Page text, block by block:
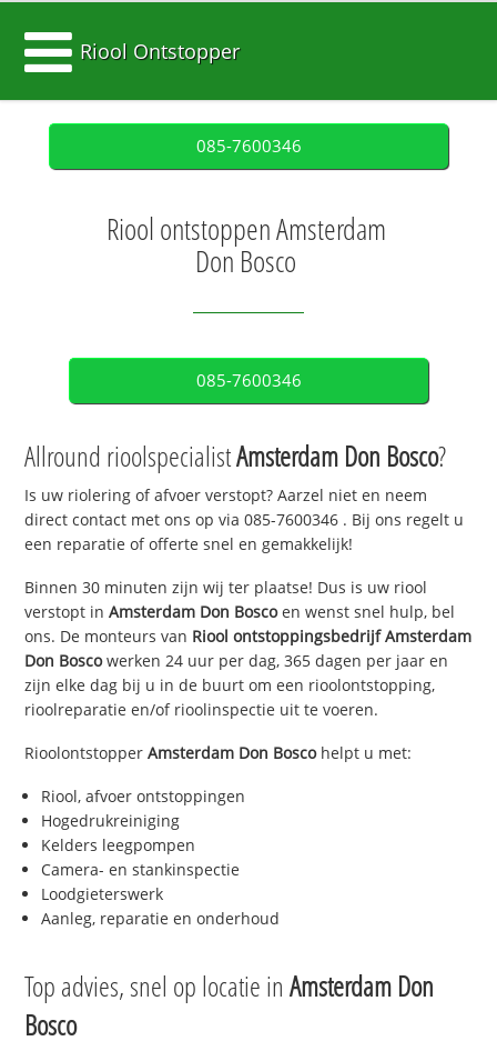
Riool Ontstopper
085-7600346
Riool ontstoppen Amsterdam
Don Bosco
085-7600346
Allround rioolspecialistAmsterdam Don Bosco?
Is uw riolering of afvoer verstopt? Aarzel niet en neem
direct contact met ons op via085-7600346 . Bij ons regelt u
een reparatie of offerte snel en gemakkelijk!
Binnen 30 minuten zijn wij ter plaatse! Dus is uw riool
verstopt inAmsterdam Don Boscoen wenst snel hulp, bel
ons. De monteurs van Riool ontstoppingsbedrijfAmsterdam
Don Bosco werken 24 uur per dag, 365 dagen per jaar en
zijn elke dag bij u in de buurt om een rioolontstopping,
rioolreparatie en/of rioolinspectie uit te voeren.
RioolontstopperAmsterdam Don Boscohelpt u met:
Riool, afvoer ontstoppingen
Hogedrukreiniging
Kelders leegpompen
Camera- en stankinspectie
Loodgieterswerk
Aanleg, reparatie en onderhoud
Top advies, snel op locatie inAmsterdam Don
Bosco